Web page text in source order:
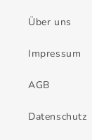
Über uns
Impressum
AGB
Datenschutz